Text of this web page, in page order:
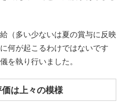
（多い少ないは夏の賞与に反映
何が起こるわけではないです
を執り行いました。
は上々の模様